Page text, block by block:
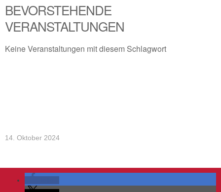
BEVORSTEHENDE
VERANSTALTUNGEN
Keine Veranstaltungen mit diesem Schlagwort
14. Oktober 2024